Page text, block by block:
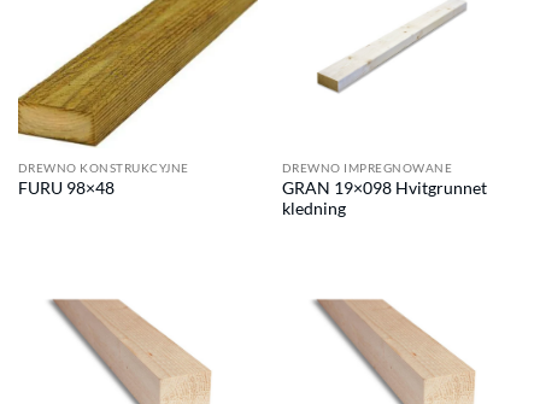
DREWNO KONSTRUKCYJNE
FURU 98×48
DREWNO IMPREGNOWANE
GRAN 19×098 Hvitgrunnet
kledning